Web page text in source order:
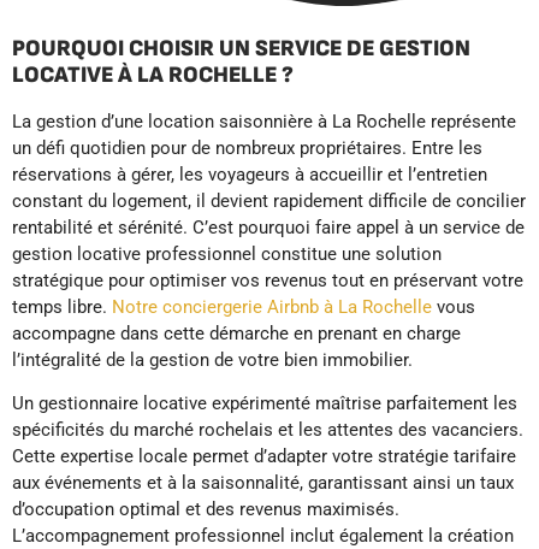
POURQUOI CHOISIR UN SERVICE DE GESTION
LOCATIVE À LA ROCHELLE ?
La gestion d’une location saisonnière à La Rochelle représente
un défi quotidien pour de nombreux propriétaires. Entre les
réservations à gérer, les voyageurs à accueillir et l’entretien
constant du logement, il devient rapidement difficile de concilier
rentabilité et sérénité. C’est pourquoi faire appel à un service de
gestion locative professionnel constitue une solution
stratégique pour optimiser vos revenus tout en préservant votre
temps libre. Notre conciergerie Airbnb à La Rochelle vous
accompagne dans cette démarche en prenant en charge
l’intégralité de la gestion de votre bien immobilier.
Un gestionnaire locative expérimenté maîtrise parfaitement les
spécificités du marché rochelais et les attentes des vacanciers.
Cette expertise locale permet d’adapter votre stratégie tarifaire
aux événements et à la saisonnalité, garantissant ainsi un taux
d’occupation optimal et des revenus maximisés.
L’accompagnement professionnel inclut également la création